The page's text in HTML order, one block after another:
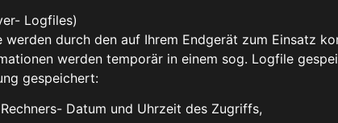
Logfiles)
werden durch den auf Ihrem Endgerät zum Einsatz
werden temporär in einem sog. Logfile
gespeichert:
Datum und Uhrzeit des Zugriffs,